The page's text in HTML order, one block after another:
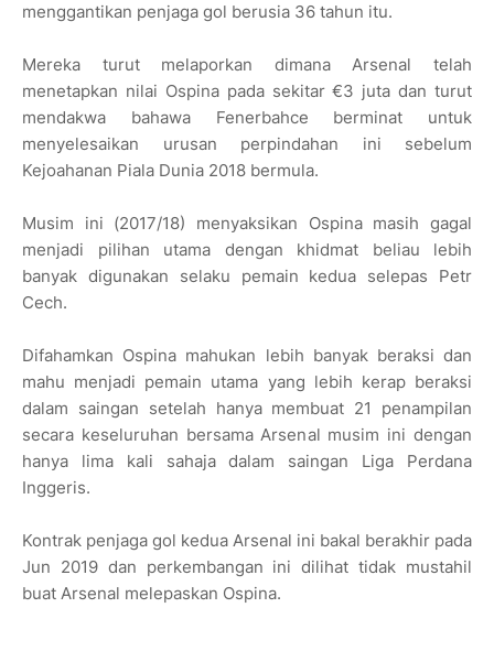
menggantikan penjaga gol berusia 36 tahun itu.
Mereka turut melaporkan dimana Arsenal telah
menetapkan nilai Ospina pada sekitar €3 juta dan turut
mendakwa bahawa Fenerbahce berminat untuk
menyelesaikan urusan perpindahan ini sebelum
Kejoahanan Piala Dunia 2018 bermula.
Musim ini (2017/18) menyaksikan Ospina masih gagal
menjadi pilihan utama dengan khidmat beliau lebih
banyak digunakan selaku pemain kedua selepas Petr
Cech.
Difahamkan Ospina mahukan lebih banyak beraksi dan
mahu menjadi pemain utama yang lebih kerap beraksi
dalam saingan setelah hanya membuat 21 penampilan
secara keseluruhan bersama Arsenal musim ini dengan
hanya lima kali sahaja dalam saingan Liga Perdana
Inggeris.
Kontrak penjaga gol kedua Arsenal ini bakal berakhir pada
Jun 2019 dan perkembangan ini dilihat tidak mustahil
buat Arsenal melepaskan Ospina.